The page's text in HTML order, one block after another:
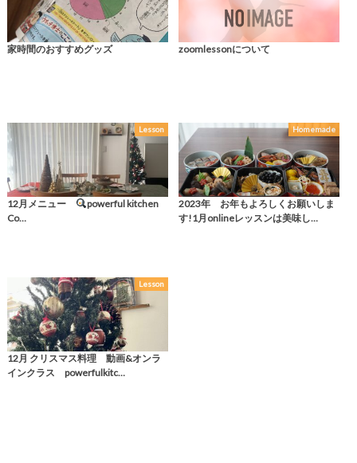
家時間のおすすめグッズ zoomlessonについて
Lesson
12月メニュー
powerful kitchen
Co…
Homemade
2023年 お年もよろしくお願いしま
す!1月onlineレッスンは美味し…
Lesson
12月 クリスマス料理 動画&オンラ
インクラス powerfulkitc…